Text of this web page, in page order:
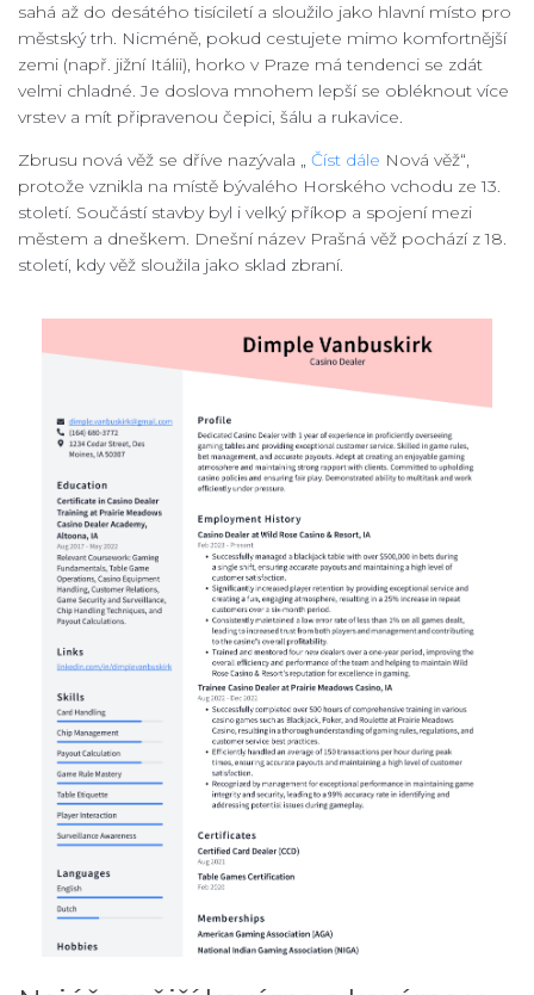
sahá až do desátého tisíciletí a sloužilo jako hlavní místo pro
městský trh. Nicméně, pokud cestujete mimo komfortnější
zemi (např. jižní Itálii), horko v Praze má tendenci se zdát
velmi chladné. Je doslova mnohem lepší se obléknout více
vrstev a mít připravenou čepici, šálu a rukavice.
Zbrusu nová věž se dříve nazývala „ Číst dále Nová věž“,
protože vznikla na místě bývalého Horského vchodu ze 13.
století. Součástí stavby byl i velký příkop a spojení mezi
městem a dneškem. Dnešní název Prašná věž pochází z 18.
století, kdy věž sloužila jako sklad zbraní.